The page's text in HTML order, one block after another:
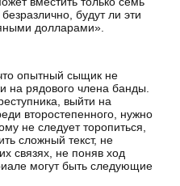
будут ли эти
долларами».
опытный сыщик не
на рядового члена банды.
выйти на
второстепенного, нужно
не следует торопиться,
сложный текст, не
связях, не поняв ход
могут быть следующие